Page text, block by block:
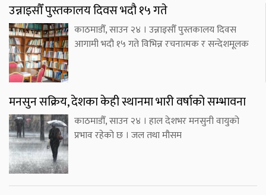
उन्नाइसौँ पुस्तकालय दिवस भदौ १५ गते
काठमाडौँ, साउन २४ । उन्नाइसौँ पुस्तकालय दिवस
आगामी भदौ १५ गते विभिन्न रचनात्मक र सन्देशमूलक
मनसुन सक्रिय, देशका केही स्थानमा भारी वर्षाको सम्भावना
काठमाडौँ, साउन २४ । हाल देशभर मनसुनी वायुको
प्रभाव रहेको छ । जल तथा मौसम